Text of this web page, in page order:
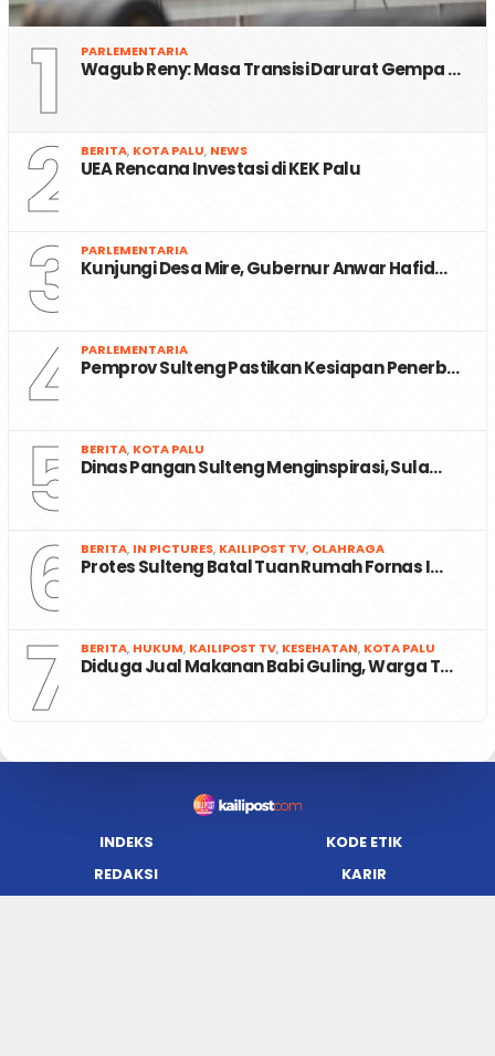
1 PARLEMENTARIA
Wagub Reny: Masa Transisi Darurat Gempa …
2 BERITA, KOTA PALU, NEWS
UEA Rencana Investasi di KEK Palu
3 PARLEMENTARIA
Kunjungi Desa Mire, Gubernur Anwar Hafid…
4 PARLEMENTARIA
Pemprov Sulteng Pastikan Kesiapan Penerb…
5 BERITA, KOTA PALU
Dinas Pangan Sulteng Menginspirasi, Sula…
6 BERITA, IN PICTURES, KAILIPOST TV, OLAHRAGA
Protes Sulteng Batal Tuan Rumah Fornas I…
7 BERITA, HUKUM, KAILIPOST TV, KESEHATAN, KOTA PALU
Diduga Jual Makanan Babi Guling, Warga T…
INDEKS
KODE ETIK
REDAKSI
KARIR